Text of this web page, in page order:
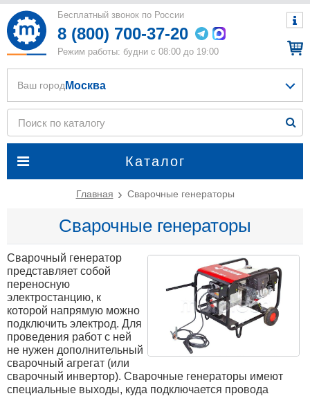
Бесплатный звонок по России
8 (800) 700-37-20
Режим работы: будни с 08:00 до 19:00
Каталог
Ваш город Москва
Главная Сварочные генераторы
Сварочные генераторы
Сварочный генератор
представляет собой
переносную
электростанцию, к
которой напрямую можно
подключить электрод. Для
проведения работ с ней
не нужен дополнительный
сварочный агрегат (или
сварочный инвертор). Сварочные генераторы имеют
специальные выходы, куда подключается провода